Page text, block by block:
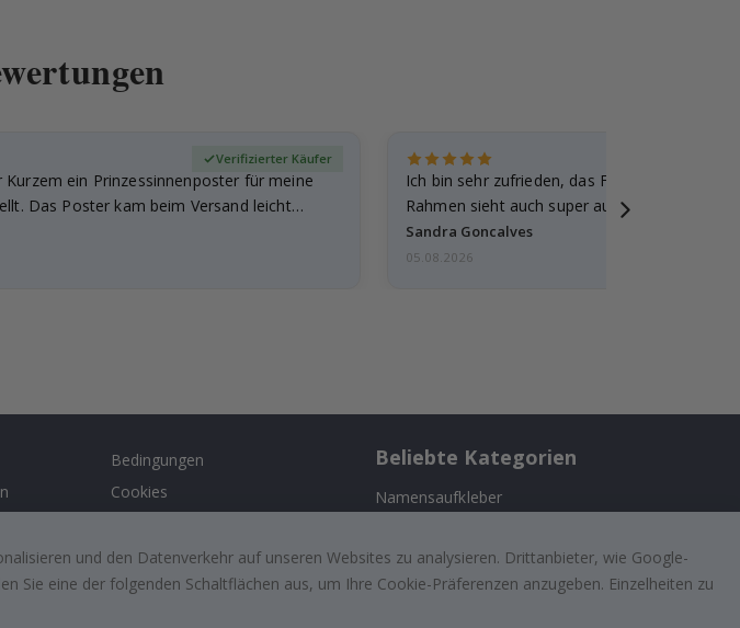
Kurzem ein Prinzessinnenposter für meine
Das Poster kam beim Versand leicht
Verifizierter Käufer
Ich bin sehr zufrieden, das Foto ist toll
Rahmen sieht auch super aus. Die Lieferung
außerdem…
Sandra Goncalves
05.08.2026
Bedingungen
Cookies
Recht zu stornieren
Bewertungen von zufriedenen
Beliebte Kategorien
Namensaufkleber
Fliesenaufkleber
Poster
und den Datenverkehr auf unseren Websites zu analysieren. Drittanbieter, wie Google-
eine der folgenden Schaltflächen aus, um Ihre Cookie-Präferenzen anzugeben. Einzelheiten zu